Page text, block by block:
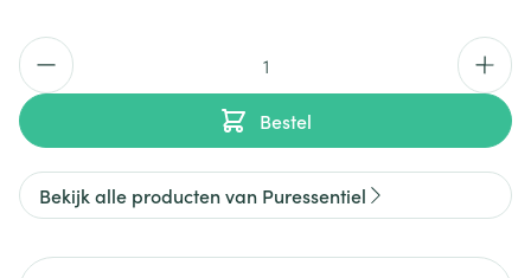
Aantal
Bestel
Bekijk alle producten van Puressentiel